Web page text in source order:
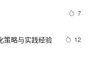
7
策略与实践经验 12